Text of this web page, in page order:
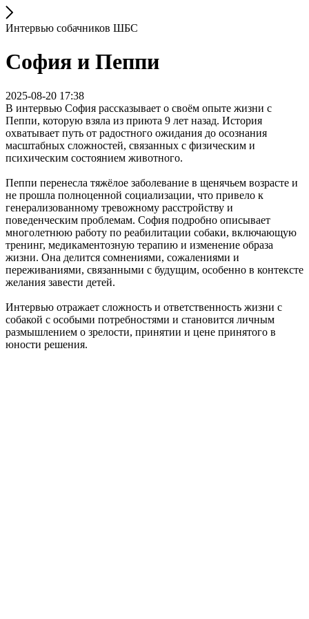
Интервью собачников ШБС
София и Пеппи
2025-08-20 17:38
В интервью София рассказывает о своём опыте жизни с
Пеппи, которую взяла из приюта 9 лет назад. История
охватывает путь от радостного ожидания до осознания
масштабных сложностей, связанных с физическим и
психическим состоянием животного.
Пеппи перенесла тяжёлое заболевание в щенячьем возрасте и
не прошла полноценной социализации, что привело к
генерализованному тревожному расстройству и
поведенческим проблемам. София подробно описывает
многолетнюю работу по реабилитации собаки, включающую
тренинг, медикаментозную терапию и изменение образа
жизни. Она делится сомнениями, сожалениями и
переживаниями, связанными с будущим, особенно в контексте
желания завести детей.
Интервью отражает сложность и ответственность жизни с
собакой с особыми потребностями и становится личным
размышлением о зрелости, принятии и цене принятого в
юности решения.